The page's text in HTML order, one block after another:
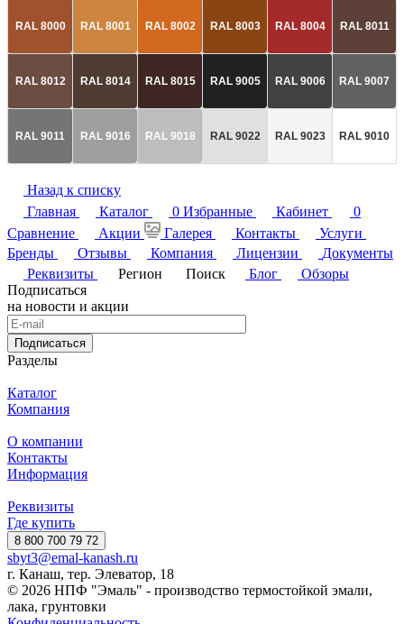
RAL 8000 RAL 8001 RAL 8002 RAL 8003 RAL 8004 RAL 8011
RAL 8012 RAL 8014 RAL 8015 RAL 9005 RAL 9006 RAL 9007
RAL 9011 RAL 9016 RAL 9018 RAL 9022 RAL 9023 RAL 9010
Назад к списку
Главная
Каталог 0 Избранные Кабинет
0
Сравнение
Акции Галерея Контакты
Услуги
Бренды
Отзывы Компания Лицензии
Документы
Реквизиты
Регион Поиск Блог
Обзоры
Подписаться
на новости и акции
Подписаться
Разделы
Каталог
Компания
О компании
Контакты
Информация
Реквизиты
Где купить
8 800 700 79 72
sbyt3@emal-kanash.ru
г. Канаш, тер. Элеватор, 18
© 2026 НПФ "Эмаль" - производство термостойкой эмали,
лака, грунтовки